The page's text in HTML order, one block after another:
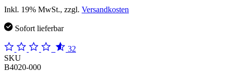
Inkl. 19% MwSt., zzgl. Versandkosten
Sofort lieferbar
32
SKU
B4020-000